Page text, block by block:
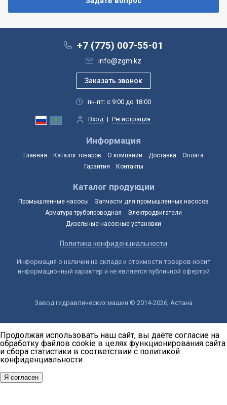
+7 (775) 007-55-01
info@zgm.kz
пн-пт: с 9:00 до 18:00
Вход | Регистрация
Информация
Главная Каталог товаров О компании Доставка
Оплата
Гарантия
Контакты
Каталог продукции
Промышленные насосы
Запчасти для промышленных насосов
Арматура трубопроводная
Электродвигатели
Дизельные насосные установки
Политика конфиденциальности
Информация о наличии на складе и стоимости товаров носит
информационный характер и не является публичной офертой
Завод гидравлических машин © 2014-2026, Астана
Продолжая использовать наш сайт, вы даёте согласие на
обработку файлов cookie в целях функционирования сайта
и сбора статистики в соответствии с политикой
конфиденциальности
Я согласен